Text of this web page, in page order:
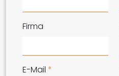
Firma
E-Mail *